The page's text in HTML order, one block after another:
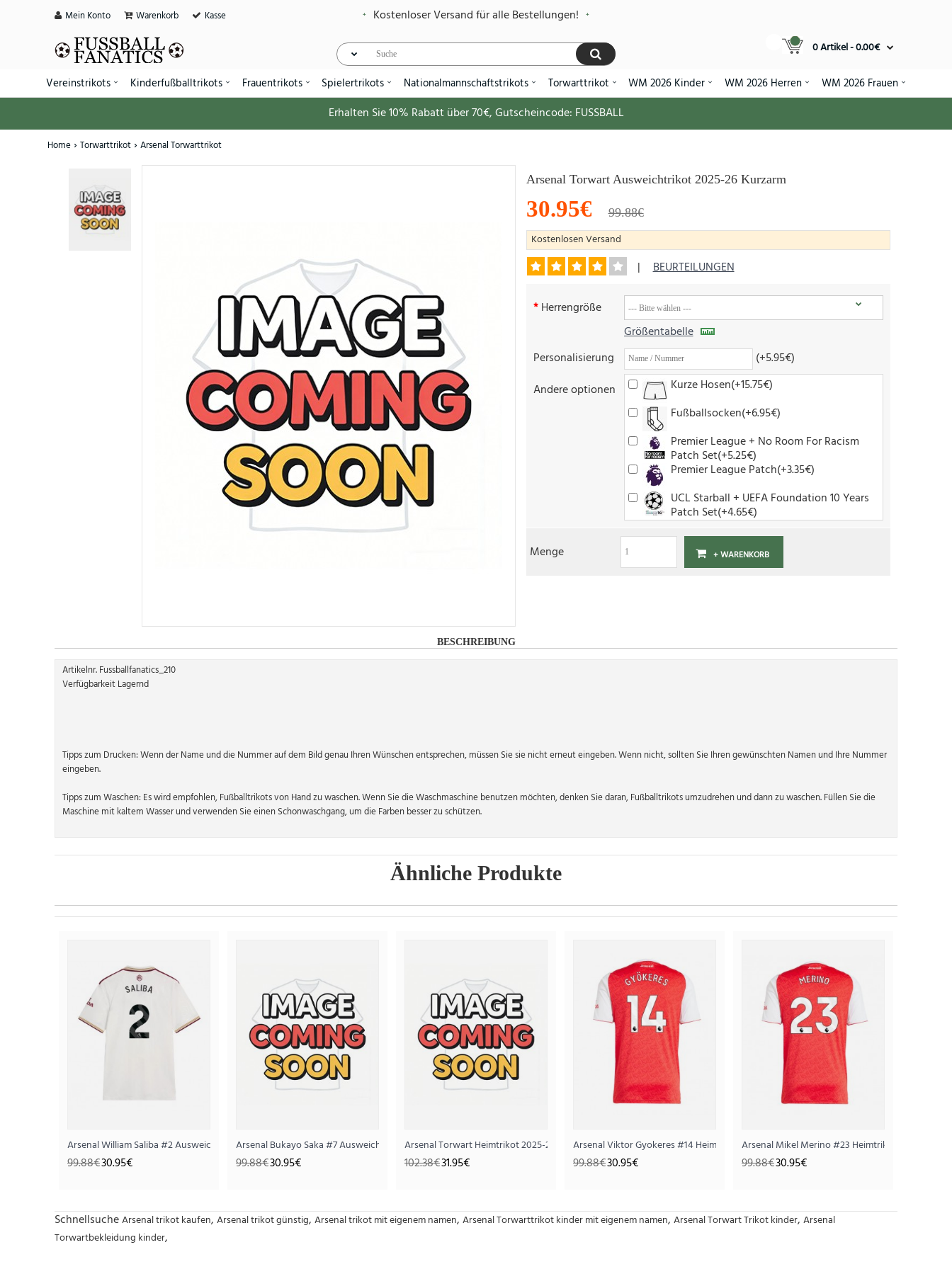
Mein Konto Warenkorb Kasse Kostenloser Versand für alle Bestellungen!
0 Artikel - 0.00€
Vereinstrikots Kinderfußballtrikots Frauentrikots Spielertrikots Nationalmannschaftstrikots Torwarttrikot WM 2026 Kinder WM 2026 Herren WM 2026 Frauen
Erhalten Sie10% Rabatt über70€, Gutscheincode: FUSSBALL
Home Torwarttrikot Arsenal Torwarttrikot
Arsenal Torwart Ausweichtrikot 2025-26 Kurzarm
30.95€ 99.88€
Kostenlosen Versand
| BEURTEILUNGEN
Herrengröße
Größentabelle
Personalisierung
(+5.95€)
Andere optionen
Kurze Hosen(+15.75€)
Fußballsocken(+6.95€)
Premier League + No Room For Racism
Patch Set(+5.25€)
Premier League Patch(+3.35€)
UCL Starball + UEFA Foundation 10 Years
Patch Set(+4.65€)
Menge
BESCHREIBUNG
Artikelnr. Fussballfanatics_210
Verfügbarkeit Lagernd
Tipps zum Drucken: Wenn der Name und die Nummer auf dem Bild genau Ihren Wünschen entsprechen, müssen Sie sie nicht erneut eingeben. Wenn nicht, sollten Sie Ihren gewünschten Namen und Ihre Nummer
eingeben.
Tipps zum Waschen: Es wird empfohlen, Fußballtrikots von Hand zu waschen. Wenn Sie die Waschmaschine benutzen möchten, denken Sie daran, Fußballtrikots umzudrehen und dann zu waschen. Füllen Sie die
Maschine mit kaltem Wasser und verwenden Sie einen Schonwaschgang, um die Farben besser zu schützen.
Ähnliche Produkte
Arsenal William Saliba #2 Ausweichtrikot 2025-26 Kurzarm
99.88€30.95€
Arsenal Bukayo Saka #7 Ausweichtrikot 2026-27 Kurzarm
99.88€30.95€
Arsenal Torwart Heimtrikot 2025-26 Langarm
102.38€31.95€
Arsenal Viktor Gyokeres #14 Heimtrikot 2025-26 Kurzarm
99.88€30.95€
Arsenal Mikel Merino #23 Heimtrikot 2025-26
99.88€30.95€
SchnellsucheArsenal trikot kaufen, Arsenal trikot günstig, Arsenal trikot mit eigenem namen, Arsenal Torwarttrikot kinder mit eigenem namen, Arsenal Torwart Trikot kinder, Arsenal
Torwartbekleidung kinder,